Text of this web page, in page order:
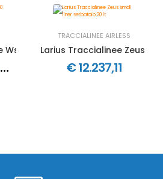
Ws 4500
TRACCIALINEE AIRLESS
Larius Traccialinee Zeus
€ 12.237,11